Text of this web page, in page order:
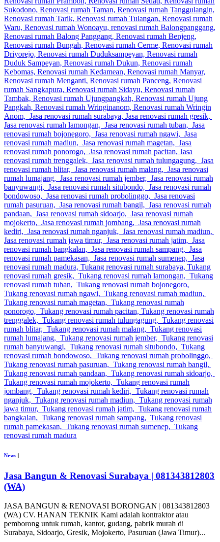
News
Jasa Bangun & Renovasi Surabaya | 081343812803
(WA)
JASA BANGUN & RENOVASI BORONGAN | 081343812803
(WA) CV. HANAN TEKNIK Kami adalah kontraktor atau
pemborong untuk rumah, kantor, gudang, pabrik murah di
Surabaya, Sidoarjo, Gresik, Mojokerto, Pasuruan (Jawa Timur)...